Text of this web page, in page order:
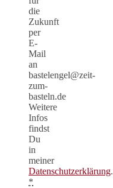
die
Zukunft
per
E-
Mail
an
bastelengel@zeit-
zum-
basteln.de
Weitere
Infos
findst
Du
in
meiner
Datenschutzerklärung.
*